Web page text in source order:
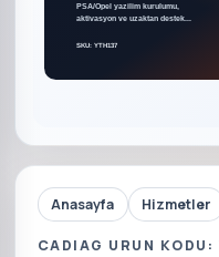
Anasayfa Hizmetler
CADIAG URUN KODU: